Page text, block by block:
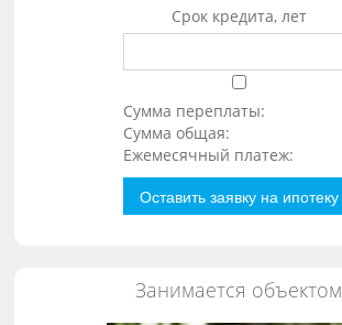
Срок кредита, лет
Сумма переплаты:
Сумма общая:
Ежемесячный платеж:
Оставить заявку на ипотеку
Занимается объектом